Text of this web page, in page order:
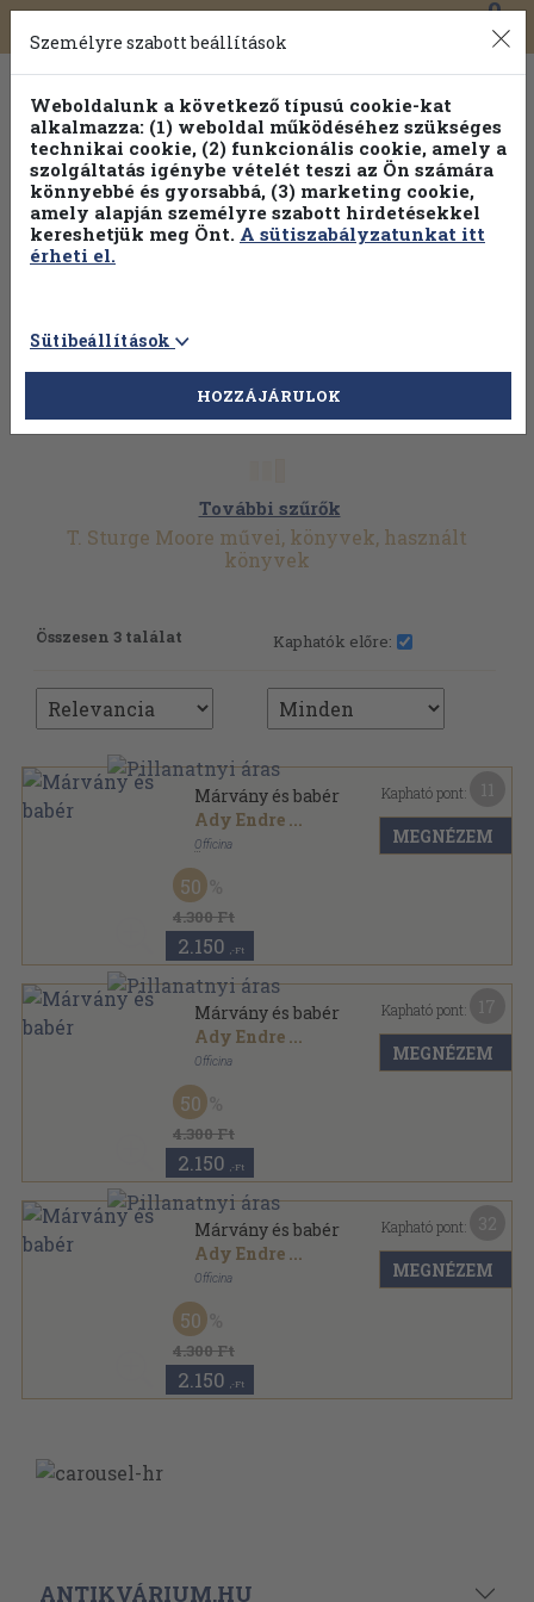
Toggle
navigation
0
Válogasson több mint 30 000 kötet közül
Hobbi témakörökben20% kedvezménnyel!
További szűrők
T. Sturge Moore művei, könyvek, használt
könyvek
Összesen 3 találat Kaphatók előre:
Márvány és babér
Ady Endre ...
Officina
Félvászon
4.300 Ft
50
2.150 ,-Ft
Kapható pont:
MEGNÉZEM
Márvány és babér
Ady Endre ...
Officina
Félvászon
4.300 Ft
50
2.150 ,-Ft
Kapható pont:
MEGNÉZEM
Márvány és babér
Ady Endre ...
Officina
Félvászon
4.300 Ft
50
2.150 ,-Ft
Kapható pont:
MEGNÉZEM
ANTIKVÁRIUM.HU
Személyre szabott beállítások
Weboldalunk a következő típusú cookie-kat
alkalmazza: (1) weboldal működéséhez szükséges
technikai cookie, (2) funkcionális cookie, amely a
szolgáltatás igénybe vételét teszi az Ön számára
könnyebbé és gyorsabbá, (3) marketing cookie,
amely alapján személyre szabott hirdetésekkel
kereshetjük meg Önt. A sütiszabályzatunkat itt
érheti el.
Sütibeállítások
HOZZÁJÁRULOK